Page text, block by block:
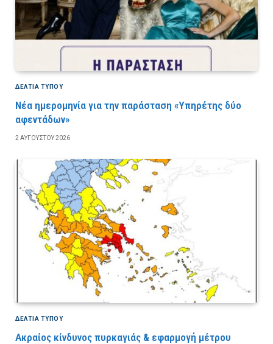
ΔΕΛΤΙΑ ΤΥΠΟΥ
Νέα ημερομηνία για την παράσταση «Υπηρέτης δύο
αφεντάδων»
2 ΑΥΓΟΎΣΤΟΥ 2026
ΔΕΛΤΙΑ ΤΥΠΟΥ
Ακραίος κίνδυνος πυρκαγιάς & εφαρμογή μέτρου